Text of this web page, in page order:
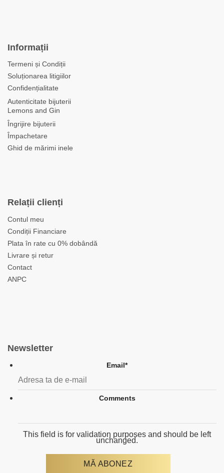
Informații
Termeni și Condiții
Soluționarea litigiilor
Confidențialitate
Autenticitate bijuterii
Lemons and Gin
Îngrijire bijuterii
Împachetare
Ghid de mărimi inele
Relații clienți
Contul meu
Condiții Financiare
Plata în rate cu 0% dobândă
Livrare și retur
Contact
ANPC
Newsletter
Email*
Comments
This field is for validation purposes and should be left
unchanged.